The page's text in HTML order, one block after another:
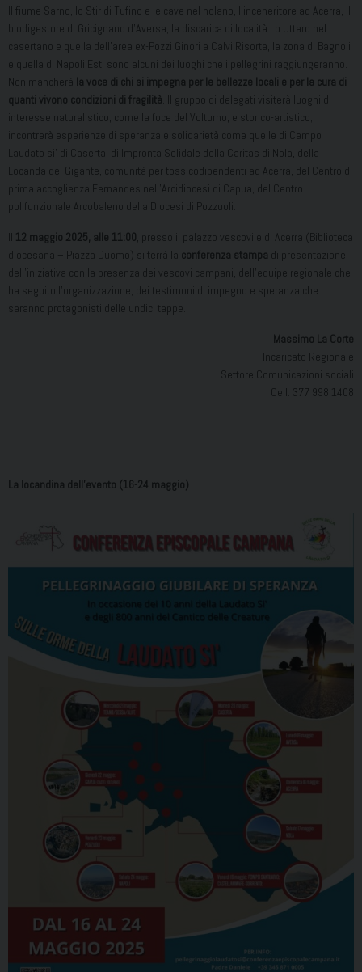
Il fiume Sarno, lo Stir di Tufino e le cave nel nolano, l’inceneritore ad Acerra, il
biodigestore di Gricignano d’Aversa, la discarica di località Lo Uttaro nel
casertano e quella dell’area ex-Pozzi Ginori a Calvi Risorta, la zona di Bagnoli
e quella di Napoli Est, sono alcuni dei luoghi che i pellegrini raggiungeranno.
Non mancherà la voce di chi si impegna per le bellezze locali e per la cura di
quanti vivono condizioni di fragilità . Il gruppo di delegati visiterà luoghi di
interesse naturalistico, come la foce del Volturno, e storico-artistico;
incontrerà esperienze di speranza e solidarietà come quelle di Campo
Laudato si’ di Caserta, di Impronta Solidale della Caritas di Nola, della
Locanda del Gigante, comunità per tossicodipendenti ad Acerra, del Centro di
prima accoglienza Fernandes nell’Arcidiocesi di Capua, del Centro
polifunzionale Arcobaleno della Diocesi di Pozzuoli.
Il 12 maggio 2025, alle 11:00, presso il palazzo vescovile di Acerra (Biblioteca
diocesana – Piazza Duomo) si terrà la conferenza stampa di presentazione
dell’iniziativa con la presenza dei vescovi campani, dell’equipe regionale che
ha seguito l’organizzazione, dei testimoni di impegno e speranza che
saranno protagonisti delle undici tappe.
Massimo La Corte
Incaricato Regionale
Settore Comunicazioni sociali
Cell. 377 998 1408
La locandina dell’evento (16-24 maggio)